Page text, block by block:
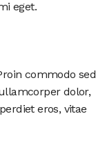
eget.
commodo sed
dolor,
eros, vitae